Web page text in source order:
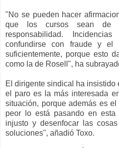
"No se pueden hacer
que los cursos sean de
responsabilidad.
confundirse con fraude y el
suficientemente, porque esto
como la de Rosell", ha
El dirigente sindical ha insistido
el paro es la más interesada
situación, porque además es
peor lo está pasando en esta
injusto y desenfocar las
soluciones", añadió Toxo.